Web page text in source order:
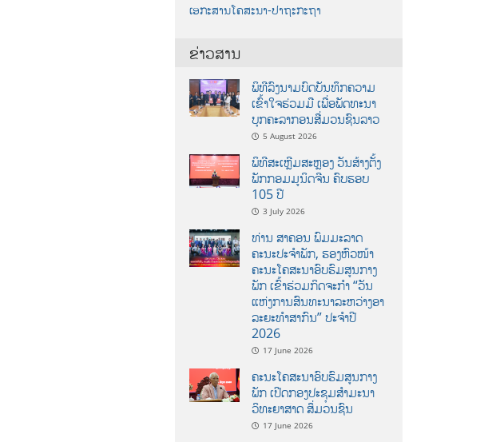
ເອກະສານໂຄສະນາ-ປາຖະກະຖາ
ຂ່າວສານ
ພິທີລົງນາມບົດບັນທຶກຄວາມ
ເຂົ້າໃຈຮ່ວມມື ເພື່ອພັດທະນາ
ບຸກຄະລາກອນສື່ມວນຊົນລາວ
5 August 2026
ພິທີສະເຫຼີມສະຫຼອງ ວັນສ້າງຕັ້ງ
ພັກກອມມູນິດຈີນ ຄົບຮອບ
105 ປີ
3 July 2026
ທ່ານ ສາຄອນ ພົມມະລາດ
ຄະນະປະຈໍາພັກ, ຮອງຫົວໜ້າ
ຄະນະໂຄສະນາອົບຮົມສູນກາງ
ພັກ ເຂົ້າຮ່ວມກິດຈະກຳ “ວັນ
ແຫ່ງການສົນທະນາລະຫວ່າງອາ
ລະຍະທຳສາກົນ” ປະຈຳປີ
2026
17 June 2026
ຄະນະໂຄສະນາອົບຮົມສູນກາງ
ພັກ ເປີດກອງປະຊຸມສຳມະນາ
ວິທະຍາສາດ ສຶ່ມວນຊົນ
17 June 2026